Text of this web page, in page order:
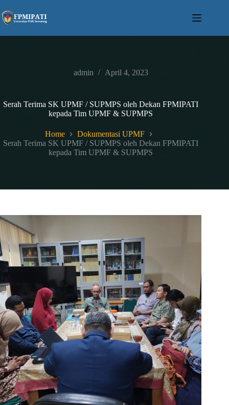
to
content
admin April 4, 2023
Serah Terima SK UPMF / SUPMPS oleh Dekan FPMIPATI
kepada Tim UPMF & SUPMPS
Home
Dokumentasi UPMF
Serah Terima SK UPMF / SUPMPS oleh Dekan FPMIPATI
kepada Tim UPMF & SUPMPS